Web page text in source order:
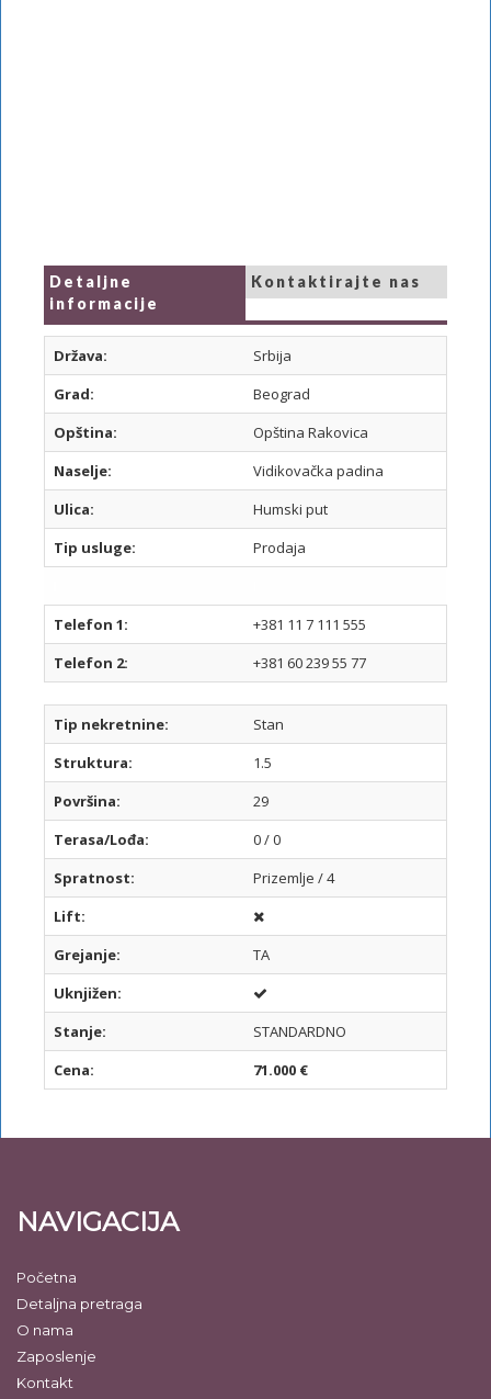
Detaljne
informacije
Kontaktirajte nas
Država:
Srbija
Grad:
Beograd
Opština:
Opština Rakovica
Naselje:
Vidikovačka padina
Ulica:
Humski put
Tip usluge:
Prodaja
Telefon 1:
+381 11 7 111 555
Telefon 2:
+381 60 239 55 77
Tip nekretnine:
Stan
Struktura:
1.5
Površina:
29
Terasa/Lođa:
0 / 0
Spratnost:
Prizemlje / 4
Lift:
Grejanje:
TA
Uknjižen:
Stanje:
STANDARDNO
Cena:
71.000 €
NAVIGACIJA
Početna
Detaljna pretraga
O nama
Zaposlenje
Kontakt